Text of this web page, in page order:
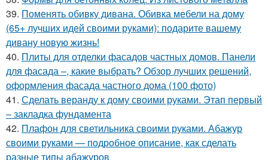
39. Поменять обивку дивана. Обивка мебели на дому
(65+ лучших идей своими руками): подарите вашему
дивану новую жизнь!
40. Плиты для отделки фасадов частных домов. Панели
для фасада –, какие выбрать? Обзор лучших решений,
оформления фасада частного дома (100 фото)
41. Сделать веранду к дому своими руками. Этап первый
– закладка фундамента
42. Плафон для светильника своими руками. Абажур
своими руками — подробное описание, как сделать
разные типы абажуров